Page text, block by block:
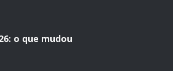
o que mudou